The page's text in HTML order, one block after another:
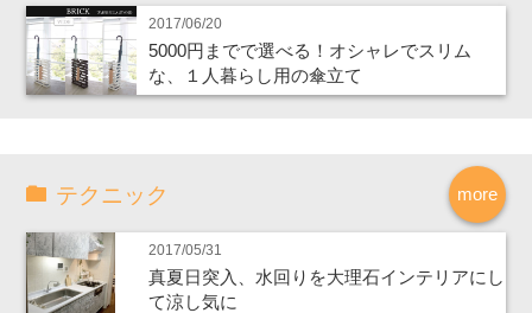
2017/06/20
5000円までで選べる！オシャレでスリム
な、１人暮らし用の傘立て
more
テクニック
2017/05/31
真夏日突入、水回りを大理石インテリアにし
て涼し気に